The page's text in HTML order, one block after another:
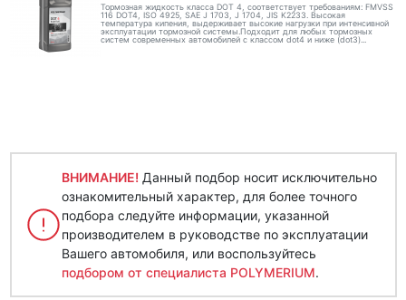
Тормозная жидкость класса DOT 4, соответствует требованиям: FMVSS
116 DOT4, ISO 4925, SAE J 1703, J 1704, JIS K2233. Высокая
температура кипения, выдерживает высокие нагрузки при интенсивной
эксплуатации тормозной системы.Подходит для любых тормозных
систем современных автомобилей с классом dot4 и ниже (dot3)...
ВНИМАНИЕ! Данный подбор носит исключительно
ознакомительный характер, для более точного
подбора следуйте информации, указанной
производителем в руководстве по эксплуатации
Вашего автомобиля, или воспользуйтесь
подбором от специалиста POLYMERIUM.